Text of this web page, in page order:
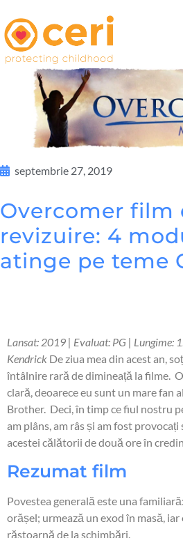
septembrie 27, 2019
Overcomer film
revizuire: 4
atinge pe teme
Lansat: 2019 | Evaluat: PG | Lungime:
Kendrick De ziua mea din acest an,
întâlnire rară de dimineață la filme.
clară, deoarece eu sunt un mare fan
Brother. Deci, în timp ce fiul nostru
am plâns, am râs și am fost
acestei călătorii de două ore în
Rezumat film
Povestea generală este una
orășel; urmează un exod în masă,
răstoarnă de la schimbări.